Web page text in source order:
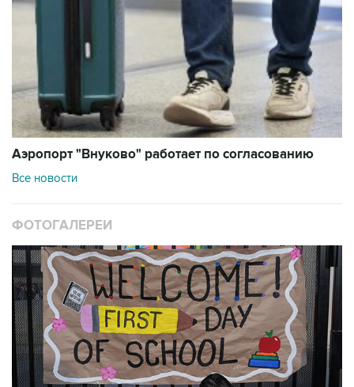
Аэропорт "Внуково" работает по согласованию
Все новости
ФОТОГАЛЕРЕИ